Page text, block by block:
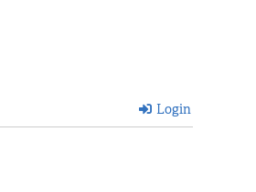
Login